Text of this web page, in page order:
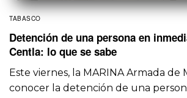
TABASCO
Detención de una persona en
Centla: lo que se sabe
Este viernes, la MARINA Armada de
conocer la detención de una